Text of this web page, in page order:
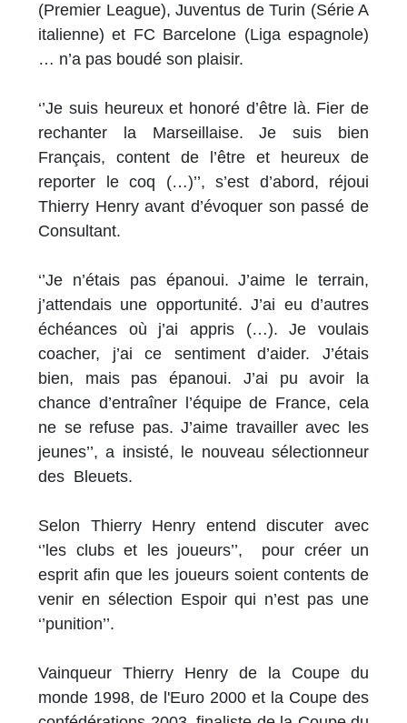
(Premier League), Juventus de Turin (Série A
italienne) et FC Barcelone (Liga espagnole)
… n’a pas boudé son plaisir.
‘’Je suis heureux et honoré d’être là. Fier de
rechanter la Marseillaise. Je suis bien
Français, content de l’être et heureux de
reporter le coq (…)’’, s’est d’abord, réjoui
Thierry Henry avant d’évoquer son passé de
Consultant.
‘’Je n’étais pas épanoui. J’aime le terrain,
j’attendais une opportunité. J’ai eu d’autres
échéances où j’ai appris (…). Je voulais
coacher, j’ai ce sentiment d’aider. J’étais
bien, mais pas épanoui. J’ai pu avoir la
chance d’entraîner l’équipe de France, cela
ne se refuse pas. J’aime travailler avec les
jeunes’’, a insisté, le nouveau sélectionneur
des Bleuets.
Selon Thierry Henry entend discuter avec
‘’les clubs et les joueurs’’, pour créer un
esprit afin que les joueurs soient contents de
venir en sélection Espoir qui n’est pas une
‘’punition’’.
Vainqueur Thierry Henry de la Coupe du
monde 1998, de l'Euro 2000 et la Coupe des